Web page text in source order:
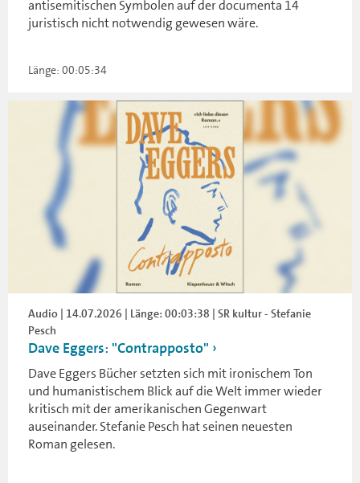
antisemitischen Symbolen auf der documenta 14
juristisch nicht notwendig gewesen wäre.
Länge: 00:05:34
Audio | 14.07.2026 | Länge: 00:03:38 | SR kultur - Stefanie
Pesch
Dave Eggers: "Contrapposto"
Dave Eggers Bücher setzten sich mit ironischem Ton
und humanistischem Blick auf die Welt immer wieder
kritisch mit der amerikanischen Gegenwart
auseinander. Stefanie Pesch hat seinen neuesten
Roman gelesen.